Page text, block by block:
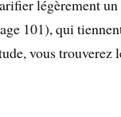
légèrement
101), qui
vous trouverez